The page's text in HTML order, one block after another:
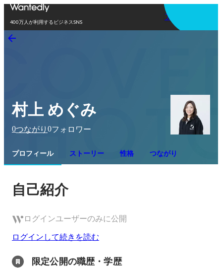
400万人が利用するビジネスSNS
アプリを使う
村上 めぐみ
0つながり 0フォロワー
プロフィール ストーリー 性格 つながり
自己紹介
ログインユーザーのみに公開
ログインして続きを読む
限定公開の職歴・学歴